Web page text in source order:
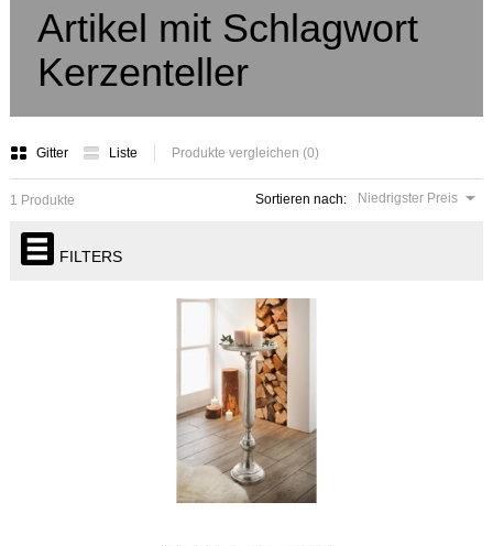
Artikel mit Schlagwort
Kerzenteller
Gitter Liste Produkte vergleichen (0)
Sortieren nach: Niedrigster Preis
1 Produkte
FILTERS